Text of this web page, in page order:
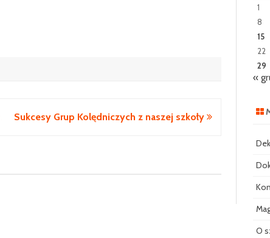
Sukcesy Grup Kolędniczych z naszej szkoły
1
8
15
22
29
«
O